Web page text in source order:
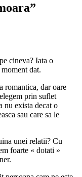
cineva? Iata o
dat.
romantica, dar oare
prin suflet
nu exista decat o
sau care sa le
unei relatii? Cu
foarte « dotati »